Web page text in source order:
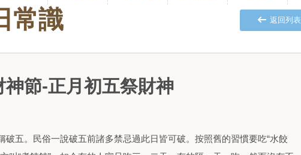
常識 返回列表
神節-正月初五祭財神
破五。民俗一說破五前諸多禁忌過此日皆可破。按照舊的習慣要吃“水餃